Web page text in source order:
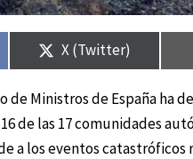
Compartir
en
X (Twitter)
Ministros de España ha
de las 17 comunidades
a los eventos
Compartir
en